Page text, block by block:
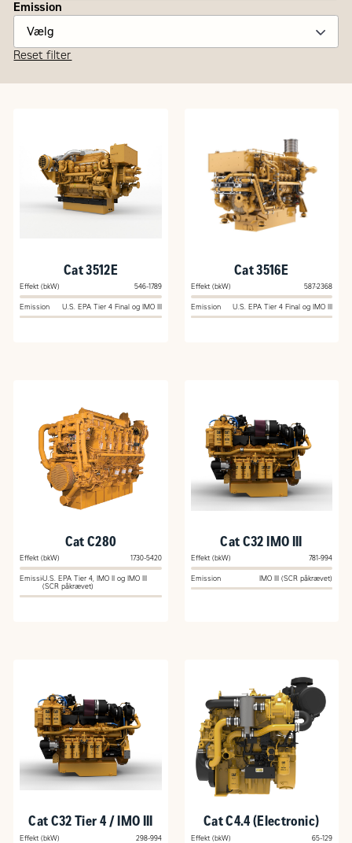
Emission
Reset filter
Cat 3512E
Effekt (bkW) 546-1789
Emission U.S. EPA Tier 4 Final og IMO III
Cat 3516E
Effekt (bkW) 587-2368
Emission U.S. EPA Tier 4 Final og IMO III
Cat C280
Effekt (bkW) 1730-5420
EmissionU.S. EPA Tier 4, IMO II og IMO III
(SCR påkrævet)
Cat C32 IMO III
Effekt (bkW) 781-994
Emission IMO III (SCR påkrævet)
Cat C32 Tier 4 / IMO III
Effekt (bkW) 298-994
Cat C4.4 (Electronic)
Effekt (bkW) 65-129